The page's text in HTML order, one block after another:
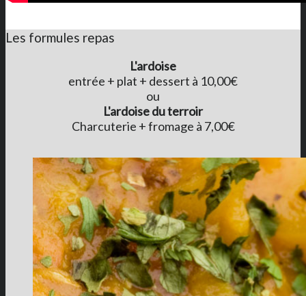
Les formules repas
L'ardoise
entrée + plat + dessert à 10,00€
ou
L'ardoise du terroir
Charcuterie + fromage à 7,00€